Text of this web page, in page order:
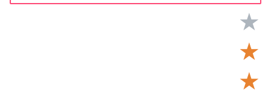
★
★
★